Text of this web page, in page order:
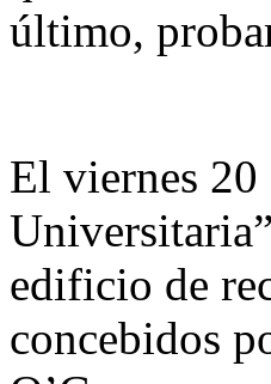
último,
El viernes 20
edificio de
concebidos